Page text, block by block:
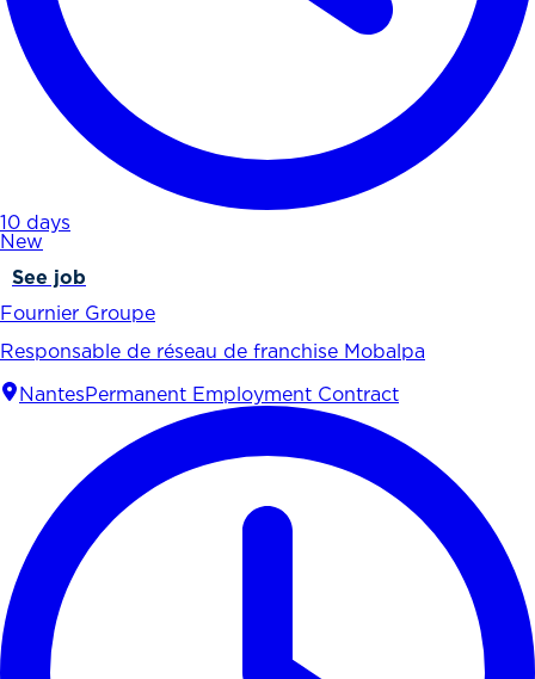
10 days
New
See job
Fournier Groupe
Responsable de réseau de franchise Mobalpa
Nantes Permanent Employment Contract